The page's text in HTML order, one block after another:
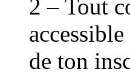
2 – Tout
de ton